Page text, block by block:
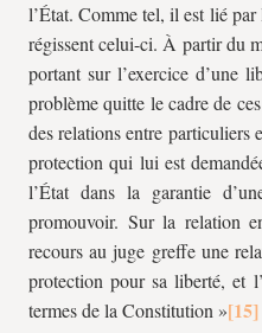
l’État. Comme tel, il est lié
régissent celui-ci. À partir du
portant sur l’exercice d’une
problème quitte le cadre de
des relations entre particuliers
protection qui lui est
l’État dans la garantie
promouvoir. Sur la relation
recours au juge greffe une
protection pour sa liberté, et
termes de la Constitution »